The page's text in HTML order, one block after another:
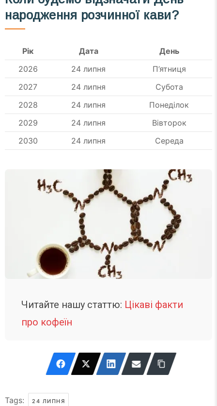
народження розчинної кави?
Рік Дата
День
2026
24 липня
П’ятниця
2027
24 липня
Субота
2028
24 липня
Понеділок
2029
24 липня
Вівторок
2030
24 липня Середа
Читайте нашу статтю: Цікаві факти
про кофеїн
Tags: 24 ЛИПНЯ